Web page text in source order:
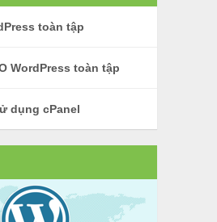
toàn tập
WordPress toàn tập
dụng cPanel